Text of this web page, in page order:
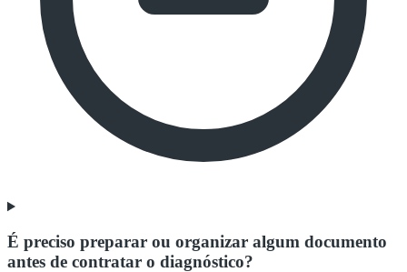
É preciso preparar ou organizar algum documento
antes de contratar o diagnóstico?